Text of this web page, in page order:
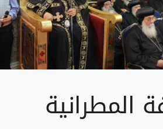
المطرانية